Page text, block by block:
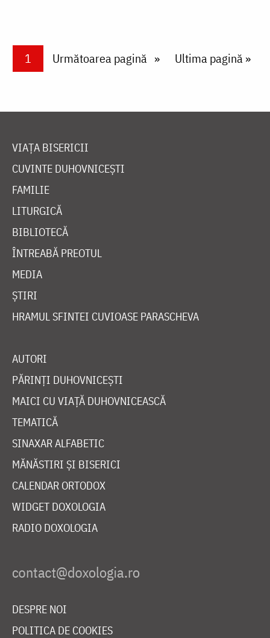
PaginareCurrent page
1 Next page
Următoarea pagină Last page
Ultima pagină »
VIAȚA BISERICII
CUVINTE DUHOVNICEȘTI
FAMILIE
LITURGICĂ
BIBLIOTECĂ
ÎNTREABĂ PREOTUL
MEDIA
ȘTIRI
HRAMUL SFINTEI CUVIOASE PARASCHEVA
AUTORI
PĂRINȚI DUHOVNICEȘTI
MAICI CU VIAȚĂ DUHOVNICEASCĂ
TEMATICĂ
SINAXAR ALFABETIC
MĂNĂSTIRI ȘI BISERICI
CALENDAR ORTODOX
WIDGET DOXOLOGIA
RADIO DOXOLOGIA
DESPRE NOI
POLITICA DE COOKIES